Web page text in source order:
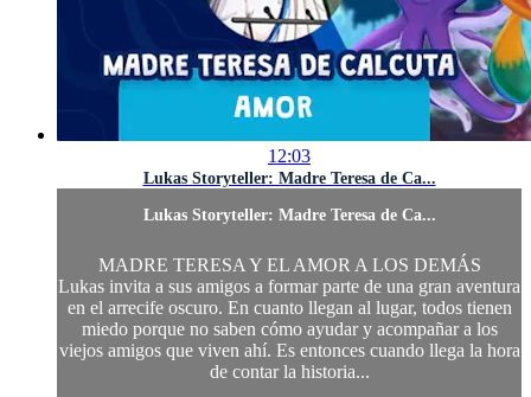
12:03
Lukas Storyteller: Madre Teresa de Ca...
Lukas Storyteller: Madre Teresa de Ca...
MADRE TERESA Y EL AMOR A LOS DEMÁS
Lukas invita a sus amigos a formar parte de una gran aventura
en el arrecife oscuro. En cuanto llegan al lugar, todos tienen
miedo porque no saben cómo ayudar y acompañar a los
viejos amigos que viven ahí. Es entonces cuando llega la hora
de contar la historia...